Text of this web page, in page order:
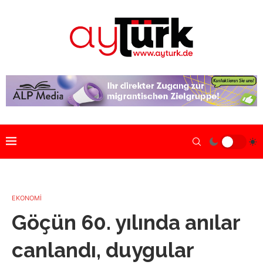
EKONOMİ
Göçün 60. yılında anılar
canlandı, duygular